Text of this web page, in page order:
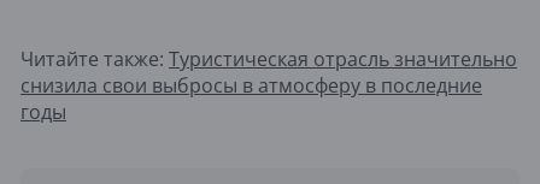
Читайте также: Туристическая отрасль значительно
снизила свои выбросы в атмосферу в последние
годы